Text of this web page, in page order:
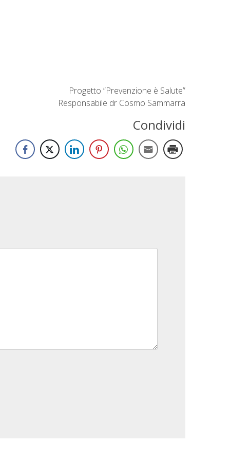
Progetto “Prevenzione è Salute”
Responsabile dr Cosmo Sammarra
Condividi